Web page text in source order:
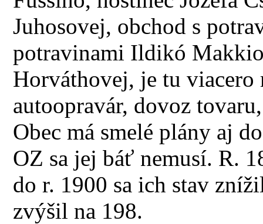
Juhosovej, obchod s
potravinami Ildikó
Horváthovej, je tu viacero
autoopravár, dovoz
Obec má smelé plány aj
OZ sa jej báť nemusí. R.
do r. 1900 sa ich stav
zvýšil na 198.